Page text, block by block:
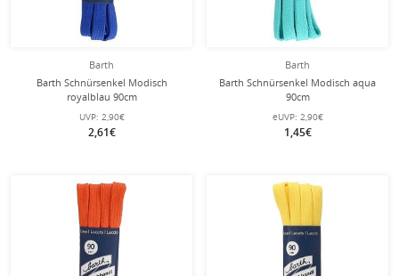
Barth
Barth Schnürsenkel Modisch
royalblau 90cm
UVP: 2,90€
2,61€
Barth
Barth Schnürsenkel Modisch aqua
90cm
eUVP: 2,90€
1,45€